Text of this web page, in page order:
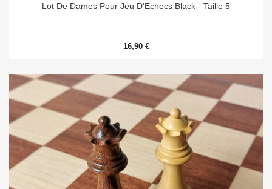
Lot De Dames Pour Jeu D'Echecs Black - Taille 5
16,90 €